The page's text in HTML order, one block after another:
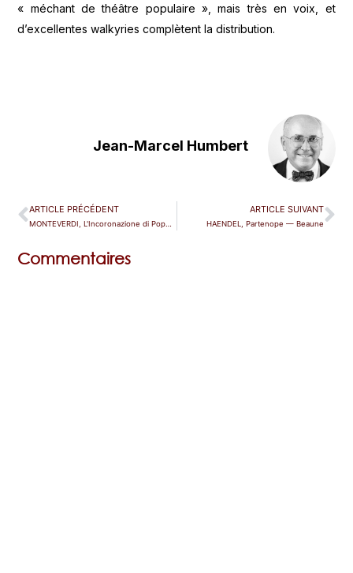
« méchant de théâtre populaire », mais très en voix, et
d’excellentes walkyries complètent la distribution.
Jean-Marcel Humbert
ARTICLE PRÉCÉDENT ARTICLE SUIVANT
HAENDEL, Partenope — Beaune
Commentaires